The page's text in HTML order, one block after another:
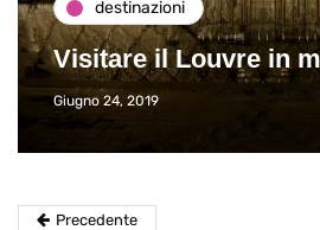
destinazioni
Visitare il Louvre in
Giugno 24, 2019
Precedente